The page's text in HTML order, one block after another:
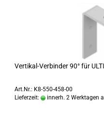
Vertikal-​​Ver­bin­der 90° für
Art.Nr.: K8-550-458-00
Lieferzeit:
innerh. 2 Werktagen